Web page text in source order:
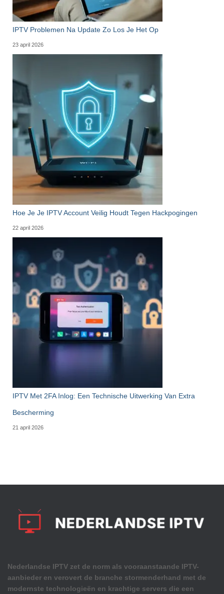
IPTV Problemen Na Update Zo Los Je Het Op
23 april 2026
Hoe Je Je IPTV Account Veilig Houdt Tegen Hackpogingen
22 april 2026
IPTV Met 2FA Inlog: Een Technische Uitwerking Van Extra
Bescherming
21 april 2026
Nederlandse IPTV zet de norm als vooraanstaande IPTV-
aanbieder en verovert de branche stormenderhand met de
modernste technologieën en krachtige servers die een